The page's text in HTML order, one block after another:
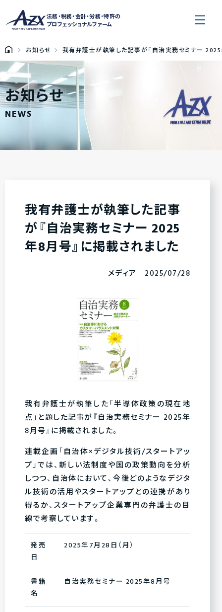
法務・税務・会計・労務・特許の
プロフェッショナルファーム
お知らせ 我有弁護士が執筆した記事が『自治実務セミナー
お知らせ
NEWS
我有弁護士が執筆した記事
が『自治実務セミナー 2025
年8月号』に掲載されました
メディア 2025/07/28
我有弁護士が執筆した「半導体政策の現在地
点」と題した記事が『自治実務セミナー 2025年
8月号』に掲載されました。
連載企画「自治体×デジタル技術/スタートアッ
プ」では、新しい法制度や国の政策動向を分析
しつつ、自治体において、今後どのようなデジタ
ル技術の活用やスタートアップとの連携があり
得るか、スタートアップ企業専門の弁護士の目
線で考察しています。
発売
日
2025年7月28日（月）
書籍
名
自治実務セミナー 2025年8月号